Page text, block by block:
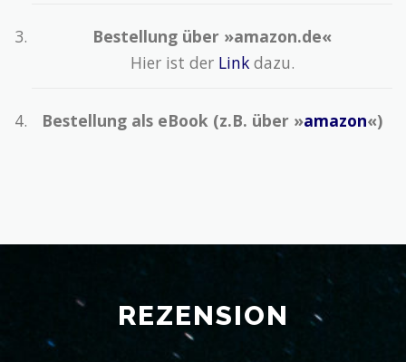
Bestellung über »amazon.de«
Hier ist der Linkdazu.
Bestellung als eBook (z.B. über »amazon«)
REZENSION